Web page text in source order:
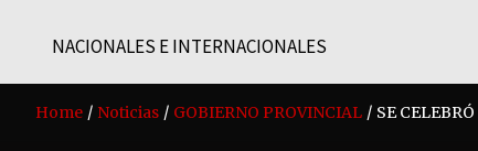
NACIONALES E INTERNACIONALES
Home Noticias GOBIERNO PROVINCIAL SE